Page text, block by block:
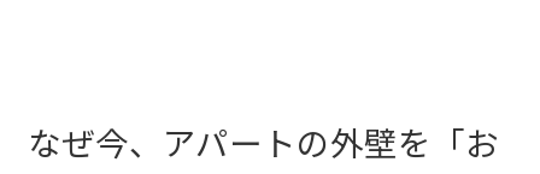
Contact Us
なぜ今、アパートの外壁を「お